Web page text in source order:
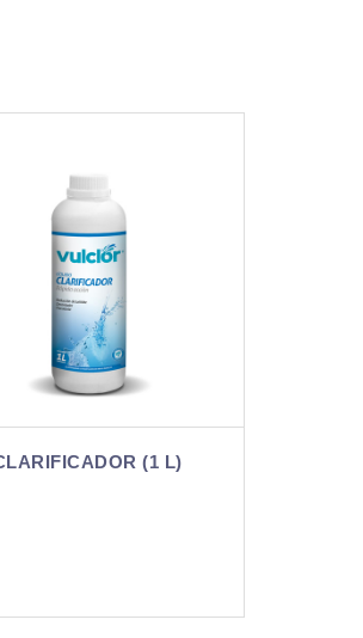
CLARIFICADOR (5 L)